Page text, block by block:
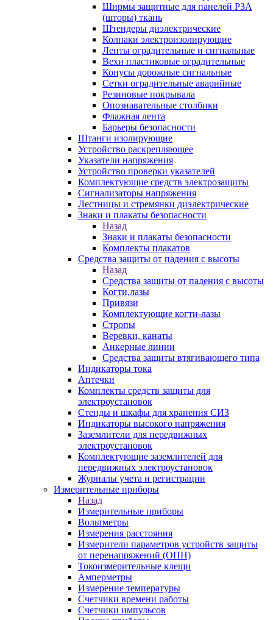
Ширмы защитные для панелей РЗА
(шторы) ткань
Штендеры диэлектрические
Колпаки электроизолирующие
Ленты оградительные и сигнальные
Вехи пластиковые оградительные
Конусы дорожные сигнальные
Сетки оградительные аварийные
Резиновые покрывала
Опознавательные столбики
Флажная лента
Барьеры безопасности
Штанги изолирующие
Устройство раскрепляющее
Указатели напряжения
Устройство проверки указателей
Комплектующие средств электрозащиты
Сигнализаторы напряжения
Лестницы и стремянки диэлектрические
Знаки и плакаты безопасности
Назад
Знаки и плакаты безопасности
Комплекты плакатов
Средства защиты от падения с высоты
Назад
Средства защиты от падения с высоты
Когти,лазы
Привязи
Комплектующие когти-лазы
Стропы
Веревки, канаты
Анкерные линии
Средства защиты втягивающего типа
Индикаторы тока
Аптечки
Комплекты средств защиты для
электроустановок
Стенды и шкафы для хранения СИЗ
Индикаторы высокого напряжения
Заземлители для передвижных
электроустановок
Комплектующие заземлителей для
передвижных электроустановок
Журналы учета и регистрации
Измерительные приборы
Назад
Измерительные приборы
Вольтметры
Измерения расстояния
Измерители параметров устройств защиты
от перенапряжений (ОПН)
Токоизмерительные клещи
Амперметры
Измерение температуры
Счетчики времени работы
Счетчики импульсов